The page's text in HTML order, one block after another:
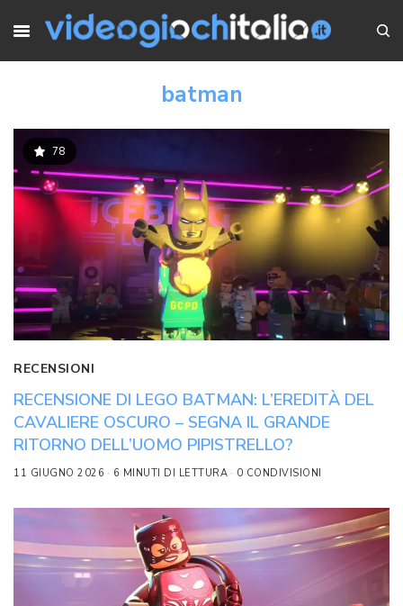
batman
78
RECENSIONI
RECENSIONE DI LEGO BATMAN: L’EREDITÀ DEL
CAVALIERE OSCURO – SEGNA IL GRANDE
RITORNO DELL’UOMO PIPISTRELLO?
11 GIUGNO 2026 6 MINUTI DI LETTURA 0 CONDIVISIONI